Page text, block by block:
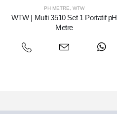
PH METRE, WTW
WTW | Multi 3510 Set 1 Portatif pH
Metre